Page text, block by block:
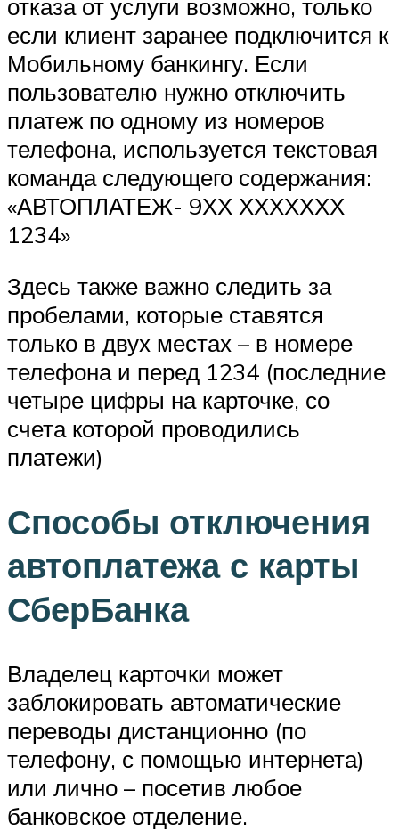
отказа от услуги возможно, только
если клиент заранее подключится к
Мобильному банкингу. Если
пользователю нужно отключить
платеж по одному из номеров
телефона, используется текстовая
команда следующего содержания:
«АВТОПЛАТЕЖ- 9ХХ ХХХХХХХ
1234»
Здесь также важно следить за
пробелами, которые ставятся
только в двух местах – в номере
телефона и перед 1234 (последние
четыре цифры на карточке, со
счета которой проводились
платежи)
Способы отключения
автоплатежа с карты
СберБанка
Владелец карточки может
заблокировать автоматические
переводы дистанционно (по
телефону, с помощью интернета)
или лично – посетив любое
банковское отделение.